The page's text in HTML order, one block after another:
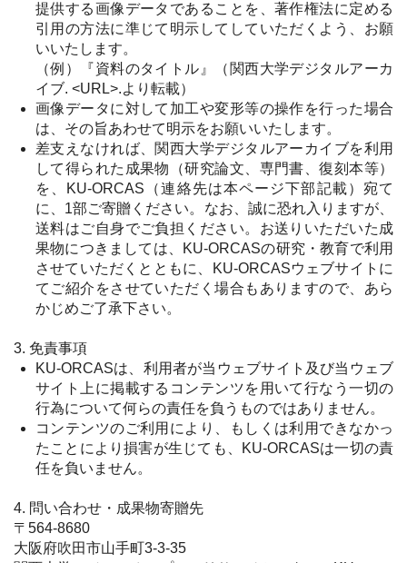
提供する画像データであることを、著作権法に定める
引用の方法に準じて明示してしていただくよう、お願
いいたします。
（例）『資料のタイトル』（関西大学デジタルアーカ
イブ. <URL>.より転載）
画像データに対して加工や変形等の操作を行った場合
は、その旨あわせて明示をお願いいたします。
差支えなければ、関西大学デジタルアーカイブを利用
して得られた成果物（研究論文、専門書、復刻本等）
を、KU-ORCAS（連絡先は本ページ下部記載）宛て
に、1部ご寄贈ください。なお、誠に恐れ入りますが、
送料はご自身でご負担ください。お送りいただいた成
果物につきましては、KU-ORCASの研究・教育で利用
させていただくとともに、KU-ORCASウェブサイトに
てご紹介をさせていただく場合もありますので、あら
かじめご了承下さい。
3. 免責事項
KU-ORCASは、利用者が当ウェブサイト及び当ウェブ
サイト上に掲載するコンテンツを用いて行なう一切の
行為について何らの責任を負うものではありません。
コンテンツのご利用により、もしくは利用できなかっ
たことにより損害が生じても、KU-ORCASは一切の責
任を負いません。
4. 問い合わせ・成果物寄贈先
〒564-8680
大阪府吹田市山手町3-3-35